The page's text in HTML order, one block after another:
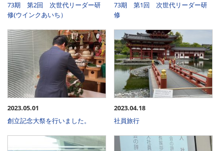
73期 第2回 次世代リーダー研
修(ウインクあいち）
73期 第1回 次世代リーダー研
修
2023.05.01
創立記念大祭を行いました。
2023.04.18
社員旅行